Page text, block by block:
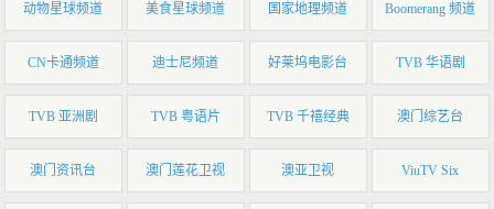
动物星球频道 美食星球频道 国家地理频道 Boomerang 频道
CN卡通频道 迪士尼频道 好莱坞电影台 TVB 华语剧
TVB 亚洲剧 TVB 粤语片 TVB 千禧经典 澳门综艺台
澳门资讯台 澳门莲花卫视 澳亚卫视 ViuTV Six